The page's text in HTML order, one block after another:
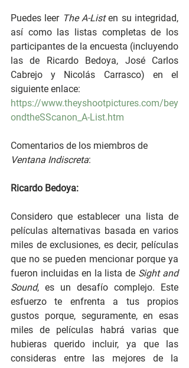
Puedes leer The A-List en su integridad,
así como las listas completas de los
participantes de la encuesta (incluyendo
las de Ricardo Bedoya, José Carlos
Cabrejo y Nicolás Carrasco) en el
siguiente enlace:
https://www.theyshootpictures.com/bey
ondtheSScanon_A-List.htm
Comentarios de los miembros de
Ventana Indiscreta:
Ricardo Bedoya:
Considero que establecer una lista de
películas alternativas basada en varios
miles de exclusiones, es decir, películas
que no se pueden mencionar porque ya
fueron incluidas en la lista de Sight and
Sound, es un desafío complejo. Este
esfuerzo te enfrenta a tus propios
gustos porque, seguramente, en esas
miles de películas habrá varias que
hubieras querido incluir, ya que las
consideras entre las mejores de la